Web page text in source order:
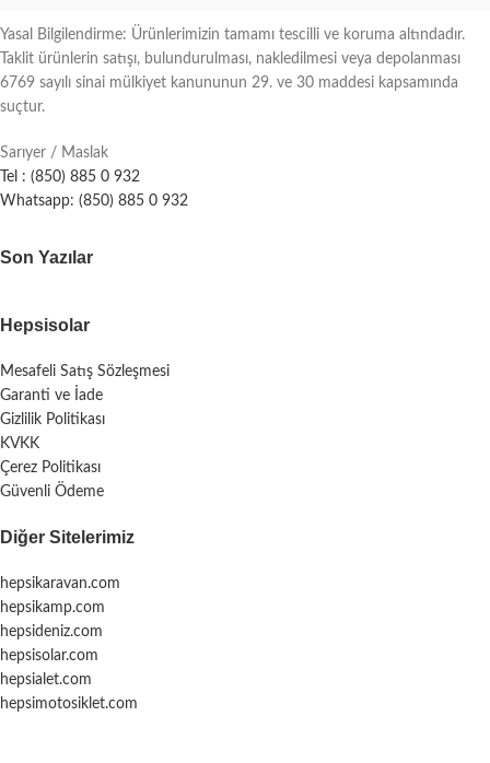
Yasal Bilgilendirme: Ürünlerimizin tamamı tescilli ve koruma altındadır.
Taklit ürünlerin satışı, bulundurulması, nakledilmesi veya depolanması
6769 sayılı sinai mülkiyet kanununun 29. ve 30 maddesi kapsamında
suçtur.
Sarıyer / Maslak
Tel : (850) 885 0 932
Whatsapp: (850) 885 0 932
Son Yazılar
Hepsisolar
Mesafeli Satış Sözleşmesi
Garanti ve İade
Gizlilik Politikası
KVKK
Çerez Politikası
Güvenli Ödeme
Diğer Sitelerimiz
hepsikaravan.com
hepsikamp.com
hepsideniz.com
hepsisolar.com
hepsialet.com
hepsimotosiklet.com